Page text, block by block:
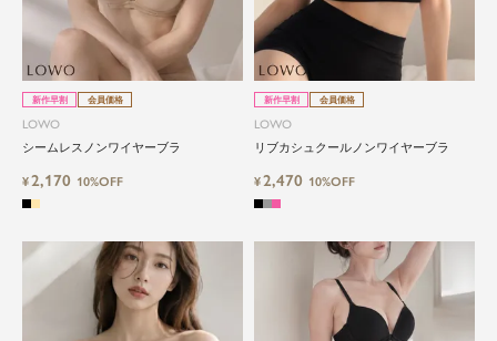
新作早割 会員価格
LOWO
シームレスノンワイヤーブラ
¥2,170 10%OFF
新作早割 会員価格
LOWO
リブカシュクールノンワイヤーブラ
¥2,470 10%OFF